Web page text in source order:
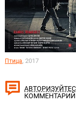
Птица, 2017
КОММЕНТАРИЙ